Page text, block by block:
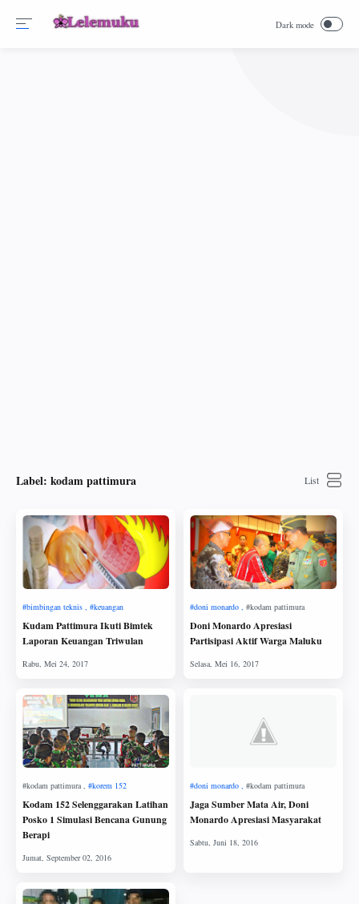
Label: kodam pattimura
Kudam Pattimura Ikuti Bimtek
Laporan Keuangan Triwulan
Doni Monardo Apresiasi
Partisipasi Aktif Warga Maluku
Kodam 152 Selenggarakan Latihan
Posko 1 Simulasi Bencana Gunung
Berapi
Jaga Sumber Mata Air, Doni
Monardo Apresiasi Masyarakat